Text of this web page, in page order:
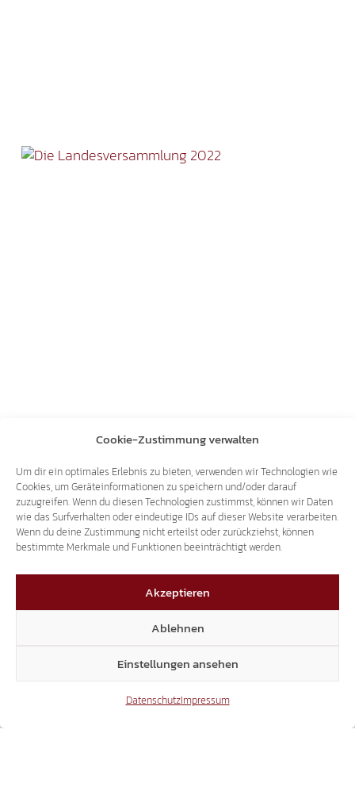
Cookie-Zustimmung verwalten
Um dir ein optimales Erlebnis zu bieten, verwenden wir Technologien wie
Cookies, um Geräteinformationen zu speichern und/oder darauf
zuzugreifen. Wenn du diesen Technologien zustimmst, können wir Daten
wie das Surfverhalten oder eindeutige IDs auf dieser Website verarbeiten.
Wenn du deine Zustimmung nicht erteilst oder zurückziehst, können
bestimmte Merkmale und Funktionen beeinträchtigt werden.
Akzeptieren
Ablehnen
Einstellungen ansehen
DatenschutzImpressum